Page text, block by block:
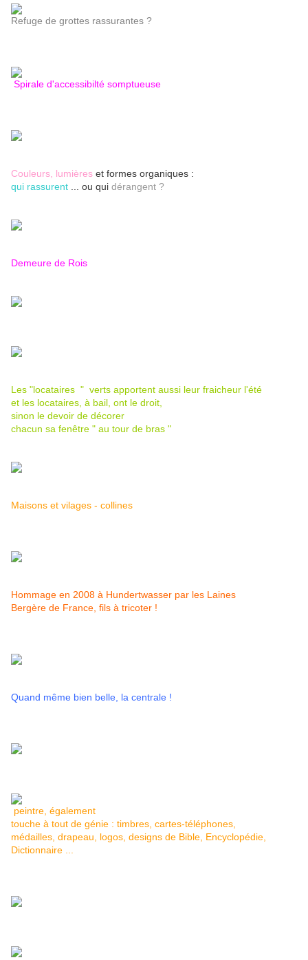
Refuge de grottes rassurantes ?
Spirale d'accessibilté somptueuse
Couleurs, lumières et formes organiques :
qui rassurent ... ou qui dérangent ?
Demeure de Rois
Les "locataires " verts apportent aussi leur fraicheur l'été
et les locataires, à bail, ont le droit,
sinon le devoir de décorer
chacun sa fenêtre " au tour de bras "
Maisons et vilages - collines
Hommage en 2008 à Hundertwasser par les Laines
Bergère de France, fils à tricoter !
Quand même bien belle, la centrale !
peintre, également
touche à tout de génie : timbres, cartes-téléphones,
médailles, drapeau, logos, designs de Bible, Encyclopédie,
Dictionnaire ...